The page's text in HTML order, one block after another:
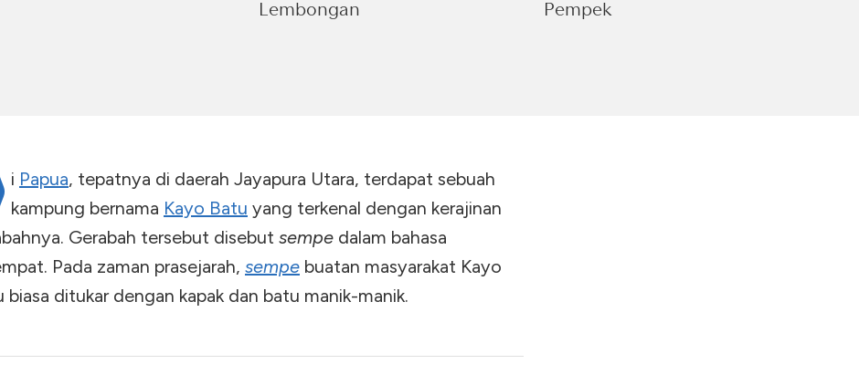
Lembongan
Pempek
i Papua, tepatnya di daerah Jayapura Utara, terdapat sebuah
kampung bernama Kayo Batu yang terkenal dengan kerajinan
Gerabah tersebut disebut sempe dalam bahasa
Pada zaman prasejarah, sempe buatan masyarakat Kayo
biasa ditukar dengan kapak dan batu manik-manik.